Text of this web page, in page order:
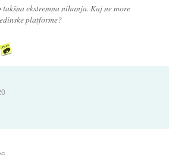
ekstremna nihanja. Kaj ne more
platforme?